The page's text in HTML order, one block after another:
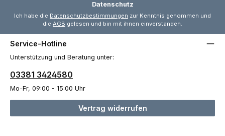
Datenschutz
Ich habe die Datenschutzbestimmungen zur Kenntnis genommen und
die AGB gelesen und bin mit ihnen einverstanden.
Service-Hotline
Unterstützung und Beratung unter:
03381 3424580
Mo-Fr, 09:00 - 15:00 Uhr
Vertrag widerrufen